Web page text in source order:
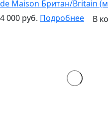
de Maison Британ/Britain
4 000 руб. Подробнее В